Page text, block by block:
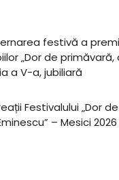
festivă a
„Dor de primăvară,
a V-a, jubiliară
Festivalului „Dor
– Mesici 2026